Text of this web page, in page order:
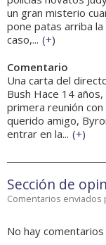
un gran misterio
pone patas arriba
caso,... (+)
Comentario
Una carta del
Bush Hace 14
primera reunión
querido amigo,
entrar en la... (+)
Sección de
Comentarios enviados
No hay